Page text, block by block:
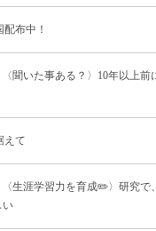
布中！
聞いた事ある？〉10年以上前
えて
〈生涯学習力を育成✏️〉研究で
い